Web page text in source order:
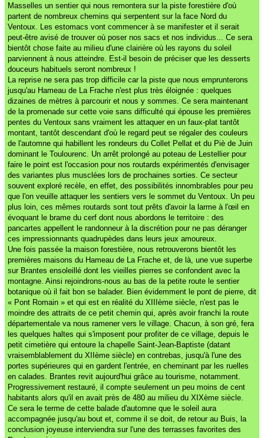
Masselles un sentier qui nous remontera sur la piste forestière d'où
partent de nombreux chemins qui serpentent sur la face Nord du
Ventoux. Les estomacs vont commencer à se manifester et il serait
peut-être avisé de trouver où poser nos sacs et nos individus... Ce sera
bientôt chose faite au milieu d'une clairière où les rayons du soleil
parviennent à nous atteindre. Est-il besoin de préciser que les desserts
douceurs habituels seront nombreux !
La reprise ne sera pas trop difficile car la piste que nous emprunterons
jusqu'au Hameau de La Frache n'est plus très éloignée : quelques
dizaines de mètres à parcourir et nous y sommes. Ce sera maintenant
de la promenade sur cette voie sans difficulté qui épouse les premières
pentes du Ventoux sans vraiment les attaquer en un faux-plat tantôt
montant, tantôt descendant d'où le regard peut se régaler des couleurs
de l'automne qui habillent les rondeurs du Collet Pellat et du Piè de Juin
dominant le Toulourenc. Un arrêt prolongé au poteau de Lestellier pour
faire le point est l'occasion pour nos routards expérimentés d'envisager
des variantes plus musclées lors de prochaines sorties. Ce secteur
souvent exploré recèle, en effet, des possibilités innombrables pour peu
que l'on veuille attaquer les sentiers vers le sommet du Ventoux. Un peu
plus loin, ces mêmes routards sont tout prêts d'avoir la larme à l'œil en
évoquant le brame du cerf dont nous abordons le territoire : des
pancartes appellent le randonneur à la discrétion pour ne pas déranger
ces impressionnants quadrupèdes dans leurs jeux amoureux.
Une fois passée la maison forestière, nous retrouverons bientôt les
premières maisons du Hameau de La Frache et, de là, une vue superbe
sur Brantes ensoleillé dont les vieilles pierres se confondent avec la
montagne. Ainsi rejoindrons-nous au bas de la petite route le sentier
botanique où il fait bon se balader. Bien évidemment le pont de pierre, dit
« Pont Romain » et qui est en réalité du XIIIème siècle, n'est pas le
moindre des attraits de ce petit chemin qui, après avoir franchi la route
départementale va nous ramener vers le village. Chacun, à son gré, fera
les quelques haltes qui s'imposent pour profiter de ce village, depuis le
petit cimetière qui entoure la chapelle Saint-Jean-Baptiste (datant
vraisemblablement du XIIème siècle) en contrebas, jusqu'à l'une des
portes supérieures qui en gardent l'entrée, en cheminant par les ruelles
en calades. Brantes revit aujourd'hui grâce au tourisme, notamment.
Progressivement restauré, il compte seulement un peu moins de cent
habitants alors qu'il en avait près de 480 au milieu du XIXème siècle.
Ce sera le terme de cette balade d'automne que le soleil aura
accompagnée jusqu'au bout et, comme il se doit, de retour au Buis, la
conclusion joyeuse interviendra sur l'une des terrasses favorites des